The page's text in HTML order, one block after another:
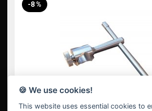
-8 %
🍪 We use cookies!
This website uses essential cookies to